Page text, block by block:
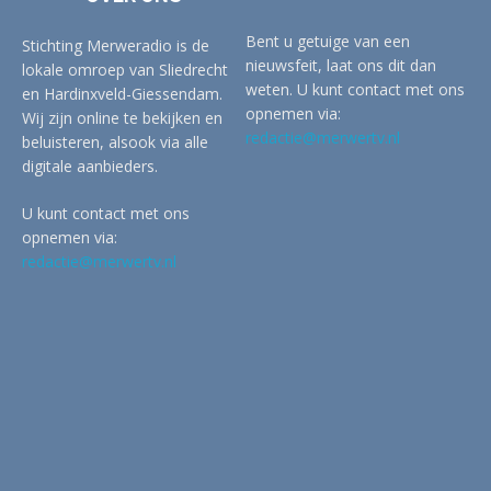
Stichting Merweradio is de
lokale omroep van Sliedrecht
en Hardinxveld-Giessendam.
Wij zijn online te bekijken en
beluisteren, alsook via alle
digitale aanbieders.
U kunt contact met ons
opnemen via:
redactie@merwertv.nl
Bent u getuige van een
nieuwsfeit, laat ons dit dan
weten. U kunt contact met ons
opnemen via:
redactie@merwertv.nl